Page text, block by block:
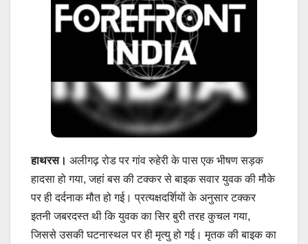
हाथरस। अलीगढ़ रोड पर गांव रुहेरी के पास एक भीषण सड़क
हादसा हो गया, जहां बस की टक्कर से बाइक सवार युवक की मौके
पर ही दर्दनाक मौत हो गई। प्रत्यक्षदर्शियों के अनुसार टक्कर
इतनी जबरदस्त थी कि युवक का सिर बुरी तरह कुचल गया,
जिससे उसकी घटनास्थल पर ही मृत्यु हो गई। मृतक की बाइक का